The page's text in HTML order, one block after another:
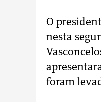
O
nesta
foram